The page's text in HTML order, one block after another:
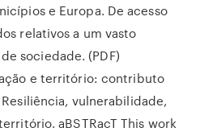
e Europa. De acesso
relativos a um vasto
sociedade. (PDF)
e território: contributo
Resiliência, vulnerabilidade,
aBSTRacT This work